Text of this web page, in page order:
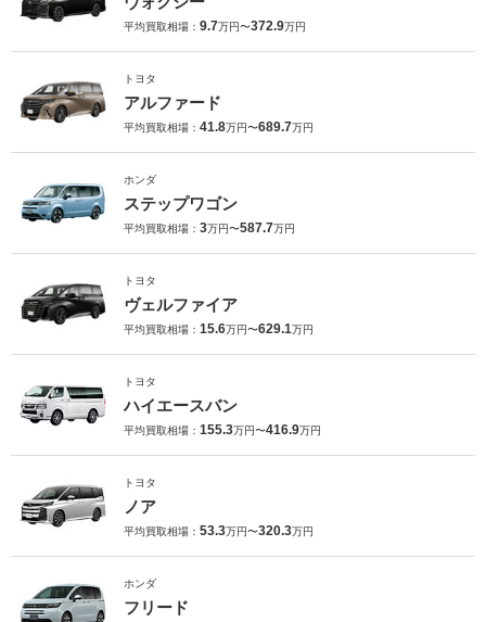
平均買取相場： 9.7万円〜372.9万円
トヨタ
アルファード
平均買取相場： 41.8万円〜689.7万円
ホンダ
ステップワゴン
平均買取相場： 3万円〜587.7万円
トヨタ
ヴェルファイア
平均買取相場： 15.6万円〜629.1万円
トヨタ
ハイエースバン
平均買取相場： 155.3万円〜416.9万円
トヨタ
ノア
平均買取相場： 53.3万円〜320.3万円
ホンダ
フリード